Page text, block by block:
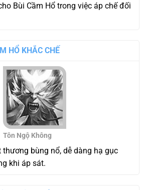
Bùi Cầm Hổ trong việc áp chế đối
HỔ KHẮC CHẾ
Tôn Ngộ Không
thương bùng nổ, dễ dàng hạ gục
khi áp sát.